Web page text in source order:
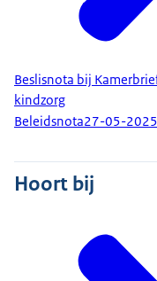
Beslisnota bij
kindzorg
Beleidsnota27-05-2025
Hoort bij